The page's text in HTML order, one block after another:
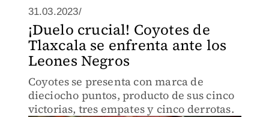
31.03.2023/
¡Duelo crucial! Coyotes de
Tlaxcala se enfrenta ante los
Leones Negros
Coyotes se presenta con marca de
dieciocho puntos, producto de sus cinco
victorias, tres empates y cinco derrotas.